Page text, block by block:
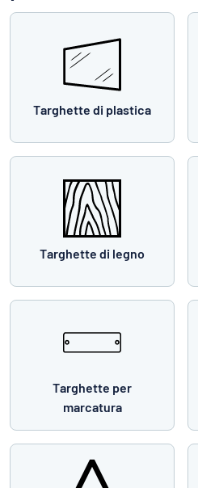
Targhette di plastica
Targhette di legno
Targhette per
marcatura